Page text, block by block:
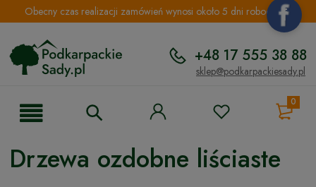
Obecny czas realizacji zamówień wynosi około 5 dni roboczych.
+48 17 555 38 88
sklep@podkarpackiesady.pl
0
Drzewa ozdobne liściaste